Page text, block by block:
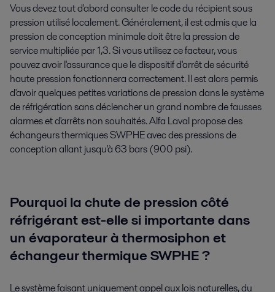
Vous devez tout d'abord consulter le code du récipient sous
pression utilisé localement. Généralement, il est admis que la
pression de conception minimale doit être la pression de
service multipliée par 1,3. Si vous utilisez ce facteur, vous
pouvez avoir l'assurance que le dispositif d'arrêt de sécurité
haute pression fonctionnera correctement. Il est alors permis
d'avoir quelques petites variations de pression dans le système
de réfrigération sans déclencher un grand nombre de fausses
alarmes et d'arrêts non souhaités. Alfa Laval propose des
échangeurs thermiques SWPHE avec des pressions de
conception allant jusqu'à 63 bars (900 psi).
Pourquoi la chute de pression côté
réfrigérant est-elle si importante dans
un évaporateur à thermosiphon et
échangeur thermique SWPHE ?
Le système faisant uniquement appel aux lois naturelles, du